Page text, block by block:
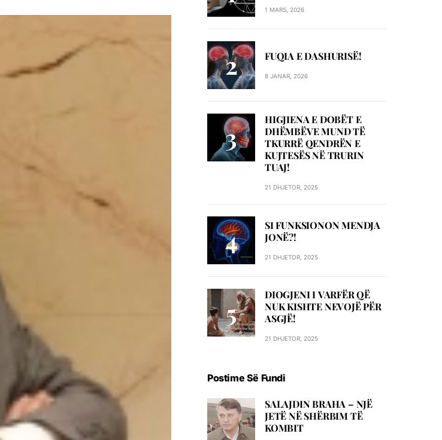
1 MARS, 2026
FUQIA E DASHURISË!
8 JANAR, 2026
HIGJIENA E DOBËT E
DHËMBËVE MUND TË
TKURRË QENDRËN E
KUJTESËS NË TRURIN
TUAJ!
21 DHJETOR, 2025
SI FUNKSIONON MENDJA
JONË?!
21 DHJETOR, 2025
DIOGJENI I VARFËR QË
NUK KISHTE NEVOJË PËR
ASGJË!
21 DHJETOR, 2025
Postime Së Fundi
SALAJDIN BRAHA – NJЁ
JETЁ NЁ SHЁRBIM TЁ
KOMBIT